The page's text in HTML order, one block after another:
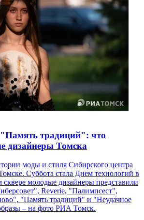
традиций": что
дизайнеры Томска
моды и стиля Сибирского центра
Суббота стала Днем технологий в
молодые дизайнеры представили
Reverie, "Палимпсест",
"Память традиций" и "Неудачное
– на фото РИА Томск.